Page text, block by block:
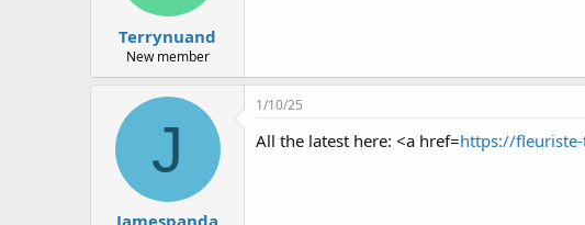
Terrynuand
New member
J
Jamespanda
1/10/25
All the latest here: <a href=https://